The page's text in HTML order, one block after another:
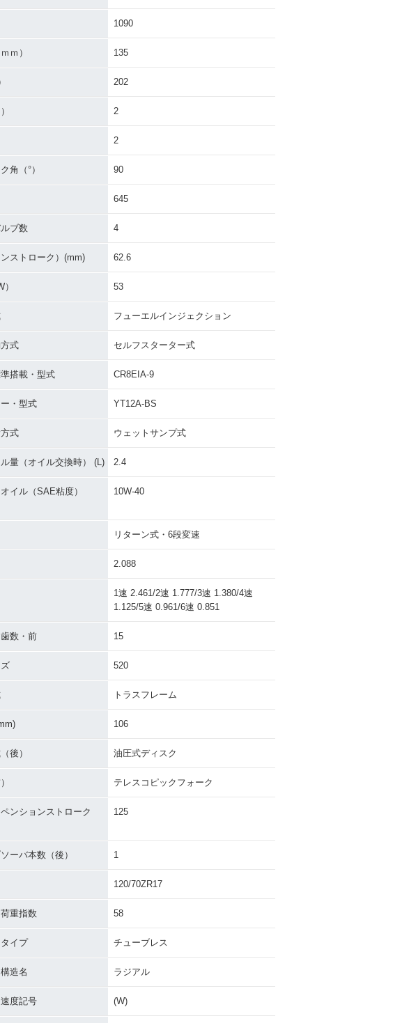
1090
ｍ） 135
202
2
2
角（°） 90
645
ブ数 4
ストローク）(mm) 62.6
53
フューエルインジェクション
式 セルフスターター式
搭載・型式 CR8EIA-9
・型式 YT12A-BS
式 ウェットサンプ式
量（オイル交換時） (L) 2.4
イル（SAE粘度） 10W-40
リターン式・6段変速
2.088
1速 2.461/2速 1.777/3速 1.380/4速
1.125/5速 0.961/6速 0.851
数・前 15
520
トラスフレーム
106
後） 油圧式ディスク
テレスコピックフォーク
ンションストローク
125
ーバ本数（後） 1
120/70ZR17
重指数 58
イプ チューブレス
造名 ラジアル
度記号 (W)